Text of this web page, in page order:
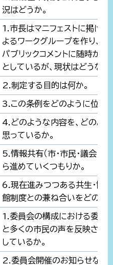
況はどうか。
1.市長はマニフェストに掲げ
よるワークグループを作り、
パブリックコメントに随時か
としているが、現状はどうなっ
2.制定する目的は何か。
3.この条例をどのように位置
4.どのような内容を、どのよ
思っているか。
5.情報共有（市・市民・議会）
ら進めていくつもりか。
6.現在進みつつある共生・協
館制度との兼ね合いをどのよ
1.委員会の構成における委員
と多くの市民の声を反映させ
しているか。
2.委員会開催のお知らせなど